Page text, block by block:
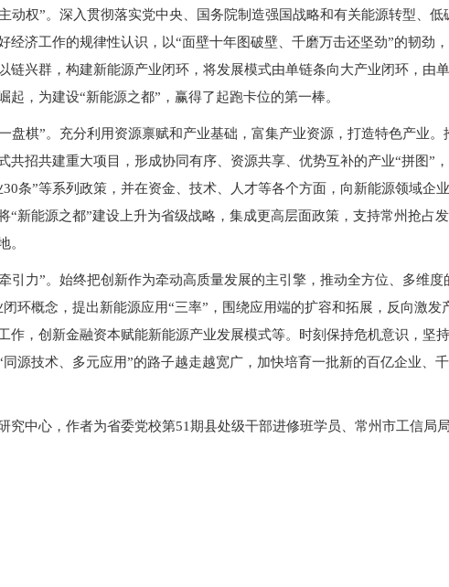
权”。深入贯彻落实党中央、国务院制造强国战略和有关能源转型、低
经济工作的规律性认识，以“面壁十年图破壁、千磨万击还坚劲”的韧劲
链兴群，构建新能源产业闭环，将发展模式由单链条向大产业闭环，由
，为建设“新能源之都”，赢得了起跑卡位的第一棒。
棋”。充分利用资源禀赋和产业基础，富集产业资源，打造特色产业。
共招共建重大项目，形成协同有序、资源共享、优势互补的产业“拼图”
30条”等系列政策，并在资金、技术、人才等各个方面，向新能源领域企
“新能源之都”建设上升为省级战略，集成更高层面政策，支持常州抢占
。
力”。始终把创新作为牵动高质量发展的主引擎，推动全方位、多维度
环概念，提出新能源应用“三率”，围绕应用端的扩容和拓展，反向激
作，创新金融资本赋能新能源产业发展模式等。时刻保持危机意识，坚
源技术、多元应用”的路子越走越宽广，加快培育一批新的百亿企业、
究中心，作者为省委党校第51期县处级干部进修班学员、常州市工信局